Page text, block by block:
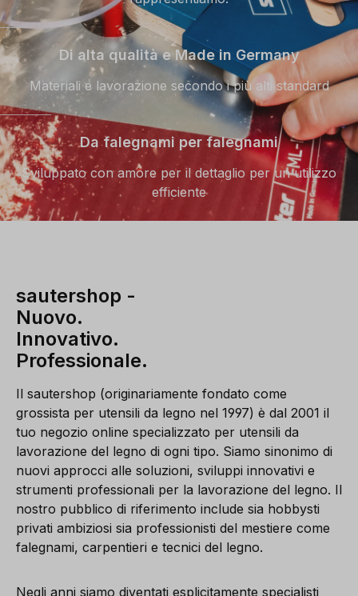
Di alta qualità e Made in Germany
Materiali e lavorazione secondo i più alti standard
Da falegnami per falegnami
Sviluppato con amore per il dettaglio per un utilizzo
efficiente
sautershop -
Nuovo.
Innovativo.
Professionale.
Il sautershop (originariamente fondato come
grossista per utensili da legno nel 1997) è dal 2001 il
tuo negozio online specializzato per utensili da
lavorazione del legno di ogni tipo. Siamo sinonimo di
nuovi approcci alle soluzioni, sviluppi innovativi e
strumenti professionali per la lavorazione del legno. Il
nostro pubblico di riferimento include sia hobbysti
privati ambiziosi sia professionisti del mestiere come
falegnami, carpentieri e tecnici del legno.
Negli anni siamo diventati esplicitamente specialisti